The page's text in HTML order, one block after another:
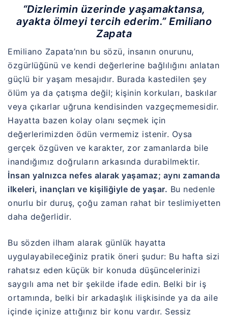
“Dizlerimin üzerinde yaşamaktansa,
ayakta ölmeyi tercih ederim.” Emiliano
Zapata
Emiliano Zapata’nın bu sözü, insanın onurunu,
özgürlüğünü ve kendi değerlerine bağlılığını anlatan
güçlü bir yaşam mesajıdır. Burada kastedilen şey
ölüm ya da çatışma değil; kişinin korkuları, baskılar
veya çıkarlar uğruna kendisinden vazgeçmemesidir.
Hayatta bazen kolay olanı seçmek için
değerlerimizden ödün vermemiz istenir. Oysa
gerçek özgüven ve karakter, zor zamanlarda bile
inandığımız doğruların arkasında durabilmektir.
İnsan yalnızca nefes alarak yaşamaz; aynı zamanda
ilkeleri, inançları ve kişiliğiyle de yaşar. Bu nedenle
onurlu bir duruş, çoğu zaman rahat bir teslimiyetten
daha değerlidir.
Bu sözden ilham alarak günlük hayatta
uygulayabileceğiniz pratik öneri şudur: Bu hafta sizi
rahatsız eden küçük bir konuda düşüncelerinizi
saygılı ama net bir şekilde ifade edin. Belki bir iş
ortamında, belki bir arkadaşlık ilişkisinde ya da aile
içinde içinize attığınız bir konu vardır. Sessiz